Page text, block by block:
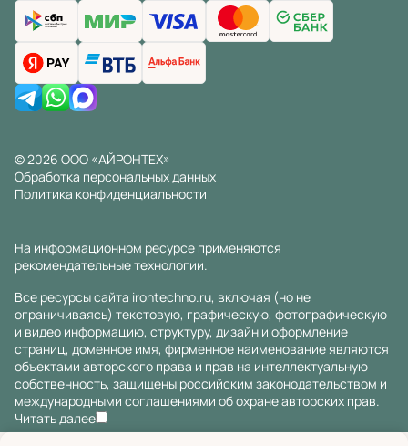
© 2026 ООО «АЙРОНТЕХ»
Обработка персональных данных
Политика конфиденциальности
На информационном ресурсе применяются
рекомендательные технологии.
Все ресурсы сайта irontechno.ru, включая (но не
ограничиваясь) текстовую, графическую, фотографическую
и видео информацию, структуру, дизайн и оформление
страниц, доменное имя, фирменное наименование являются
объектами авторского права и прав на интеллектуальную
собственность, защищены российским законодательством и
международными соглашениями об охране авторских прав.
Читать далее